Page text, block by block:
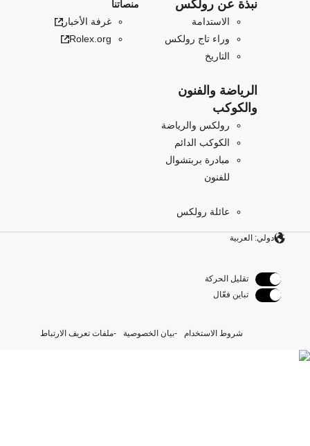
نبذة عن رولكس
الاستدامة
وراء تاج رولكس
التاريخ
الرياضة والفنون
والكوكب
رولكس والرياضة
الكوكب الدائم
مبادرة بربتشوال
للفنون
عائلة رولكس
منصاتنا
غرفة الأخبار
Rolex.org
دولي: العربية
تقليل الحركة
تباين فعّال
شروط الاستخدام بيان الخصوصية ملفات تعريف الارتباط